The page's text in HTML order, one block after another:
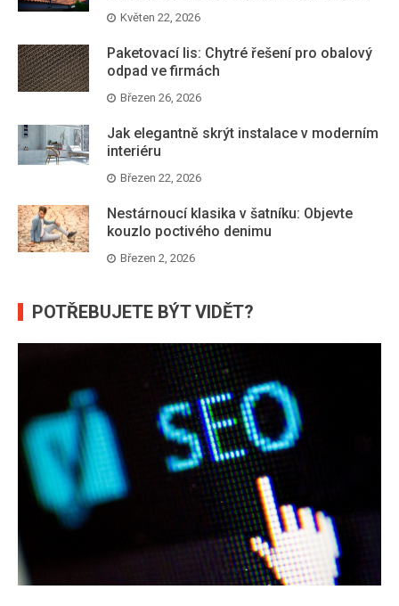
Květen 22, 2026
Paketovací lis: Chytré řešení pro obalový
odpad ve firmách
Březen 26, 2026
Jak elegantně skrýt instalace v moderním
interiéru
Březen 22, 2026
Nestárnoucí klasika v šatníku: Objevte
kouzlo poctivého denimu
Březen 2, 2026
POTŘEBUJETE BÝT VIDĚT?